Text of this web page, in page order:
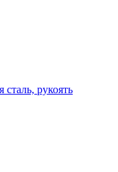
рукоять